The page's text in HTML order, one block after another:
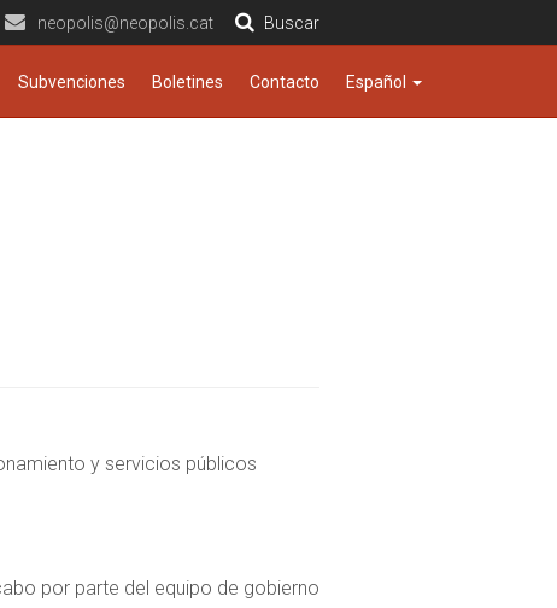
neopolis@neopolis.cat Buscar
Subvenciones Boletines Contacto Español
y servicios públicos
por parte del equipo de gobierno